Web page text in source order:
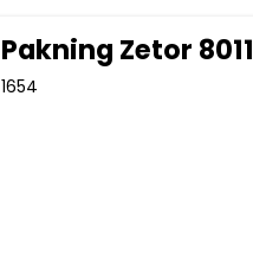
Pakning Zetor 8011
1654